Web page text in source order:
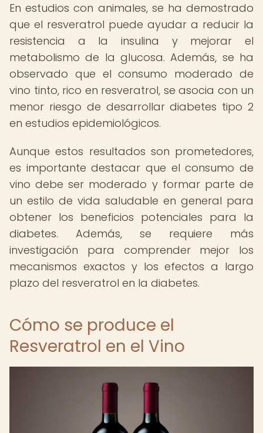
En estudios con animales, se ha demostrado
que el resveratrol puede ayudar a reducir la
resistencia a la insulina y mejorar el
metabolismo de la glucosa. Además, se ha
observado que el consumo moderado de
vino tinto, rico en resveratrol, se asocia con un
menor riesgo de desarrollar diabetes tipo 2
en estudios epidemiológicos.
Aunque estos resultados son prometedores,
es importante destacar que el consumo de
vino debe ser moderado y formar parte de
un estilo de vida saludable en general para
obtener los beneficios potenciales para la
diabetes. Además, se requiere más
investigación para comprender mejor los
mecanismos exactos y los efectos a largo
plazo del resveratrol en la diabetes.
Cómo se produce el
Resveratrol en el Vino